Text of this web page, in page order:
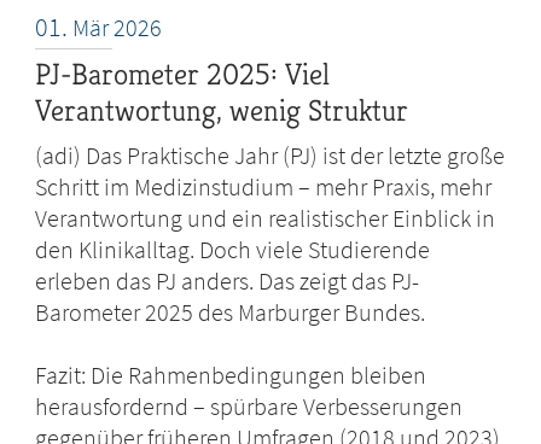
01. Mär2026
PJ-Barometer 2025: Viel
Verantwortung, wenig Struktur
(adi) Das Praktische Jahr (PJ) ist der letzte große
Schritt im Medizinstudium – mehr Praxis, mehr
Verantwortung und ein realistischer Einblick in
den Klinikalltag. Doch viele Studierende
erleben das PJ anders. Das zeigt das PJ-
Barometer 2025 des Marburger Bundes.
Fazit: Die Rahmenbedingungen bleiben
herausfordernd – spürbare Verbesserungen
gegenüber früheren Umfragen (2018 und 2023)